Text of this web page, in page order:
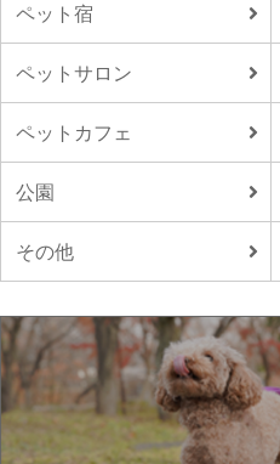
ペット宿
ペットサロン
ペットカフェ
公園
その他